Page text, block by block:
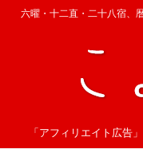
六曜・十二直・二十八宿、
「アフィリエイト広告